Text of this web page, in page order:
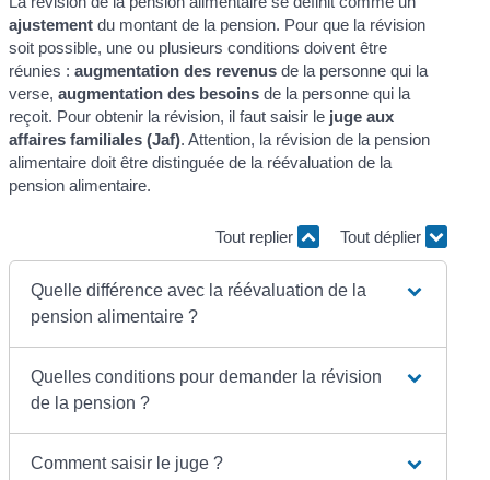
ajustement du montant de la pension. Pour que la révision
soit possible, une ou plusieurs conditions doivent être
réunies :augmentation des revenus de la personne qui la
verse,augmentation des besoins de la personne qui la
reçoit. Pour obtenir la révision, il faut saisir le juge aux
affaires familiales (Jaf). Attention, la révision de la pension
alimentaire doit être distinguée de la réévaluation de la
pension alimentaire.
Tout replier Tout déplier
Quelle différence avec la réévaluation de la
pension alimentaire ?
Quelles conditions pour demander la révision
de la pension ?
Comment saisir le juge ?